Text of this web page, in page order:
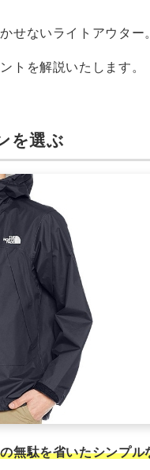
せないライトアウター
トを解説いたします。
を選ぶ
無駄を省いたシンプ